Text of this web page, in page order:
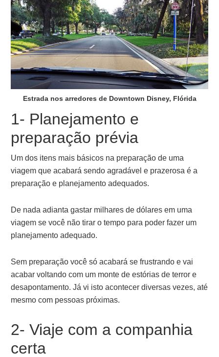
Estrada nos arredores de Downtown Disney, Flórida
1- Planejamento e
preparação prévia
Um dos itens mais básicos na preparação de uma
viagem que acabará sendo agradável e prazerosa é a
preparação e planejamento adequados.
De nada adianta gastar milhares de dólares em uma
viagem se você não tirar o tempo para poder fazer um
planejamento adequado.
Sem preparação você só acabará se frustrando e vai
acabar voltando com um monte de estórias de terror e
desapontamento. Já vi isto acontecer diversas vezes, até
mesmo com pessoas próximas.
2- Viaje com a companhia
certa